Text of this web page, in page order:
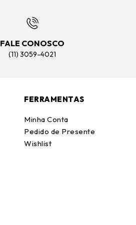
FALE CONOSCO
(11) 3059-4021
FERRAMENTAS
Minha Conta
Pedido de Presente
Wishlist